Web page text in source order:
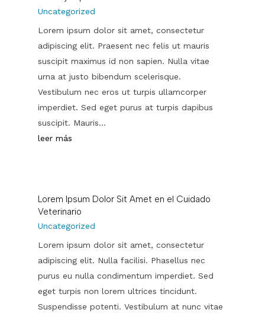
Uncategorized
Lorem ipsum dolor sit amet, consectetur
adipiscing elit. Praesent nec felis ut mauris
suscipit maximus id non sapien. Nulla vitae
urna at justo bibendum scelerisque.
Vestibulum nec eros ut turpis ullamcorper
imperdiet. Sed eget purus at turpis dapibus
suscipit. Mauris...
leer más
Lorem Ipsum Dolor Sit Amet en el Cuidado
Veterinario
Uncategorized
Lorem ipsum dolor sit amet, consectetur
adipiscing elit. Nulla facilisi. Phasellus nec
purus eu nulla condimentum imperdiet. Sed
eget turpis non lorem ultrices tincidunt.
Suspendisse potenti. Vestibulum at nunc vitae